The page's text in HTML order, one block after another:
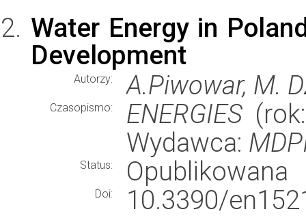
Water Energy in
Development
Autorzy: A.Piwowar, M.
Czasopismo: ENERGIES
Wydawca:
Status: Opublikowana
Doi:
10.3390/